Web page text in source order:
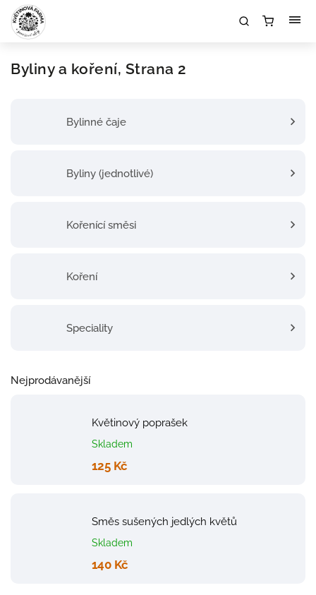
Byliny a koření, Strana 2
Bylinné čaje
Byliny (jednotlivé)
Kořenící směsi
Koření
Speciality
Nejprodávanější
Květinový poprašek
Skladem
125 Kč
Směs sušených jedlých květů
Skladem
140 Kč